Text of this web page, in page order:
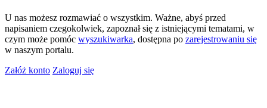
U nas możesz rozmawiać o wszystkim. Ważne, abyś przed
napisaniem czegokolwiek, zapoznał się z istniejącymi tematami, w
czym może pomóc wyszukiwarka, dostępna po zarejestrowaniu się
w naszym portalu.
Załóż konto Zaloguj się